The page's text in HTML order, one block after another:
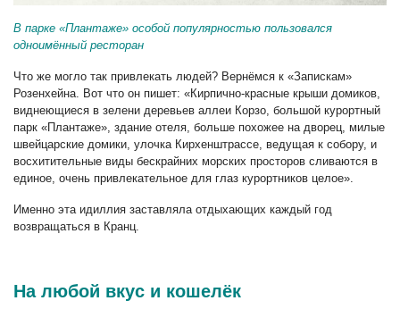
В парке «Плантаже» особой популярностью пользовался
одноимённый ресторан
Что же могло так привлекать людей? Вернёмся к «Запискам»
Розенхейна. Вот что он пишет: «Кирпично-красные крыши домиков,
виднеющиеся в зелени деревьев аллеи Корзо, большой курортный
парк «Плантаже», здание отеля, больше похожее на дворец, милые
швейцарские домики, улочка Кирхенштрассе, ведущая к собору, и
восхитительные виды бескрайних морских просторов сливаются в
единое, очень привлекательное для глаз курортников целое».
Именно эта идиллия заставляла отдыхающих каждый год
возвращаться в Кранц.
На любой вкус и кошелёк